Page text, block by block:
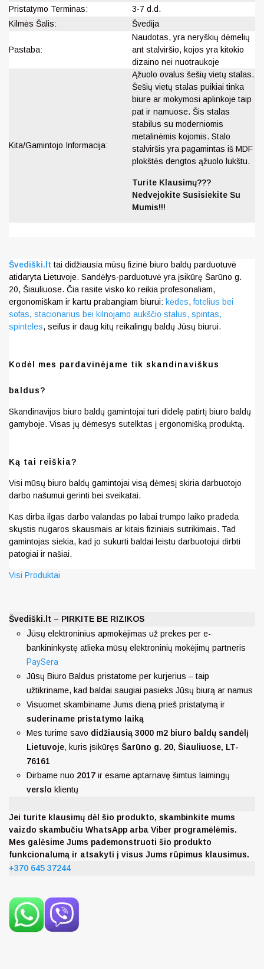
Pristatymo Terminas:
3-7 d.d.
Kilmės Šalis:
Švedija
Pastaba:
Naudotas, yra neryškių dėmelių
ant stalviršio, kojos yra kitokio
dizaino nei nuotraukoje
Kita/Gamintojo Informacija:
Ąžuolo ovalus šešių vietų stalas.
Šešių vietų stalas puikiai tinka
biure ar mokymosi aplinkoje taip
pat ir namuose. Šis stalas
stabilus su moderniomis
metalinėmis kojomis. Stalo
stalviršis yra pagamintas iš MDF
plokštės dengtos ąžuolo lukštu.
Turite Klausimų???
Nedvejokite Susisiekite Su
Mumis!!!
Švediški.lt tai didžiausia mūsų fizinė biuro baldų parduotuvė
atidaryta Lietuvoje. Sandėlys-parduotuvė yra įsikūrę Šarūno g.
20, Šiauliuose. Čia rasite visko ko reikia profesonaliam,
ergonomiškam ir kartu prabangiam biurui: kėdes,fotelius bei
sofas, stacionarius bei kilnojamo aukščio stalus, spintas,
spinteles, seifus ir daug kitų reikalingų baldų Jūsų biurui.
Kodėl mes pardavinėjame tik skandinaviškus
baldus?
Skandinavijos biuro baldų gamintojai turi didelę patirtį biuro baldų
gamyboje. Visas jų dėmesys sutelktas į ergonomišką produktą.
Ką tai reiškia?
Visi mūsų biuro baldų gamintojai visą dėmesį skiria darbuotojo
darbo našumui gerinti bei sveikatai.
Kas dirba ilgas darbo valandas po labai trumpo laiko pradeda
skųstis nugaros skausmais ar kitais fiziniais sutrikimais. Tad
gamintojas siekia, kad jo sukurti baldai leistu darbuotojui dirbti
patogiai ir našiai.
Visi Produktai
Švediški.lt – PIRKITE BE RIZIKOS
Jūsų elektroninius apmokėjimas už prekes per e-
bankininkystę atlieka mūsų elektroninių mokėjimų partneris
PaySera
Jūsų Biuro Baldus pristatome per kurjerius – taip
užtikriname, kad baldai saugiai pasieks Jūsų biurą ar namus
Visuomet skambiname Jums dieną prieš pristatymą ir
suderiname pristatymo laiką
Mes turime savo didžiausią 3000 m2 biuro baldų sandėlį
Lietuvoje, kuris įsikūręs Šarūno g. 20, Šiauliuose, LT-
76161
Dirbame nuo 2017 ir esame aptarnavę šimtus laimingų
verslo klientų
Jei turite klausimų dėl šio produkto, skambinkite mums
vaizdo skambučiu WhatsApp arba Viber programėlėmis.
Mes galėsime Jums pademonstruoti šio produkto
funkcionalumą ir atsakyti į visus Jums rūpimus klausimus.
+370 645 37244